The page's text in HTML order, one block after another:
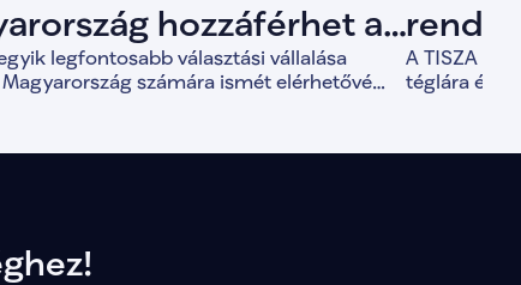
hozzáférhet a
uniós
legfontosabb választási vállalása
számára ismét elérhetővé
sem tudott felszabadítani.
első
A TISZA
téglára épít